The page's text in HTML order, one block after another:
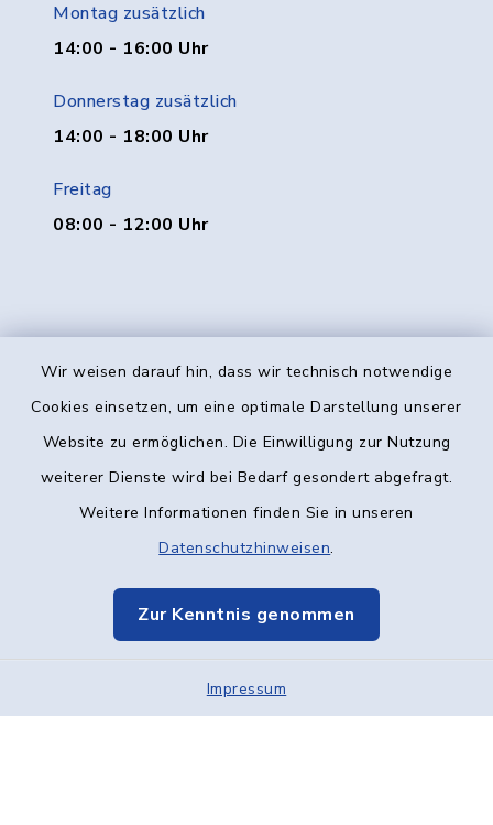
Wir weisen darauf hin, dass wir technisch notwendige
Cookies einsetzen, um eine optimale Darstellung unserer
Website zu ermöglichen. Die Einwilligung zur Nutzung
weiterer Dienste wird bei Bedarf gesondert abgefragt.
Weitere Informationen finden Sie in unseren
Datenschutzhinweisen.
Zur Kenntnis genommen
Impressum
Montag zusätzlich
14:00 - 16:00 Uhr
Donnerstag zusätzlich
14:00 - 18:00 Uhr
Freitag
08:00 - 12:00 Uhr
Kontakt
Datenschutz
Elektronische Kommunikation
Sitemap